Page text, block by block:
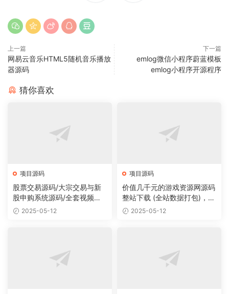
上一篇
网易云音乐HTML5随机音乐播放
器源码
下一篇
emlog微信小程序蔚蓝模板
emlog小程序开源程序
猜你喜欢
项目源码
股票交易源码/大宗交易与新
股申购系统源码/全套视频教
程 2025-05-12
项目源码
价值几千元的游戏资源网源码
整站下载 (全站数据打包)，数
据里面有200多个宝贝。
2025-05-12